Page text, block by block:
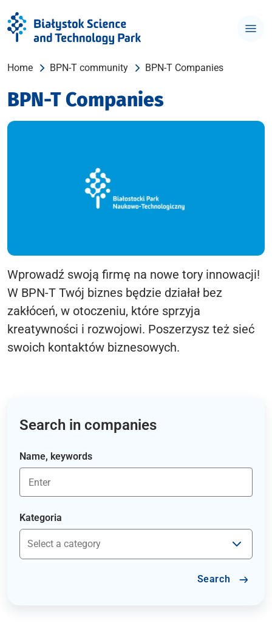
Home BPN-T community BPN-T Companies
BPN-T Companies
Wprowadź swoją firmę na nowe tory innowacji!
W BPN-T Twój biznes będzie działał bez
zakłóceń, w otoczeniu, które sprzyja
kreatywności i rozwojowi. Poszerzysz też sieć
swoich kontaktów biznesowych.
Search in companies
Name, keywords
Kategoria
Search